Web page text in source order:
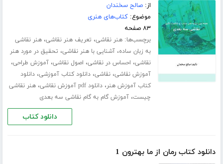
از:صالح سخندان
موضوع:کتاب‌های هنری
۸۳ صفحه
برچسب‌ها:هنر نقاشی، تعریف هنر نقاشی،هنر نقاشی
به زبان ساده،آشنایی با هنر نقاشی، تحقیق در مورد هنر
نقاشی، احساس در نقاشی، اصول نقاشی،آموزش طراحی،
آموزش نقاشی،نقاشی،دانلود کتاب آموزشی،دانلود
کتاب آموزش هنر،دانلود ‌pdf آموزش نقاشی ،هنر نقاشی
چیست،آموزش گام به گام نقاشی سه بعدی
دانلود کتاب
دانلود کتاب رمان از ما بهترون 1